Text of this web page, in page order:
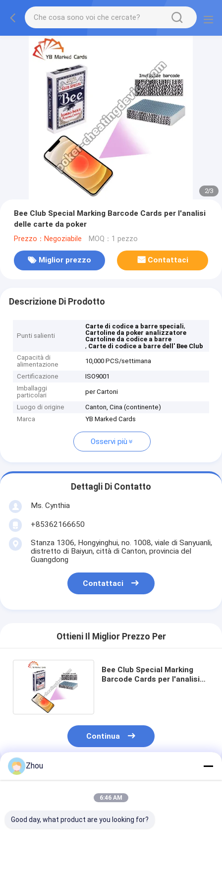
2/3
Bee Club Special Marking Barcode Cards per l'analisi
delle carte da poker
Prezzo：Negoziabile MOQ：1 pezzo
Miglior prezzo Contattaci
Descrizione Di Prodotto
Punti salienti
Carte di codice a barre speciali,
Cartoline da poker analizzatore
Cartoline da codice a barre
, Carte di codice a barre dell' Bee Club
Capacità di
alimentazione
10,000 PCS/settimana
Certificazione
ISO9001
Imballaggi
particolari
per Cartoni
Luogo di origine
Canton, Cina (continente)
Marca
YB Marked Cards
Osservi più
Dettagli Di Contatto
Ms. Cynthia
‪+85362166650‬
Stanza 1306, Hongyinghui, no. 1008, viale di Sanyuanli,
distretto di Baiyun, città di Canton, provincia del
Guangdong
Contattaci
Ottieni Il Miglior Prezzo Per
Bee Club Special Marking
Barcode Cards per l'analisi
Continua
Prodotti Raccomandati
Zhou
6:46 AM
Good day, what product are you looking for?